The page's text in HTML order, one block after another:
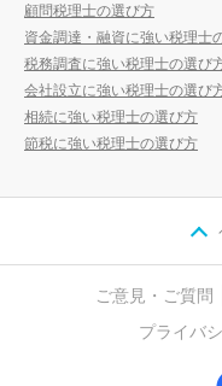
顧問税理士の選び方
資金調達・融資に強い税理士
税務調査に強い税理士の選び
会社設立に強い税理士の選び
相続に強い税理士の選び方
節税に強い税理士の選び方
ご意見・ご質問
プライバ